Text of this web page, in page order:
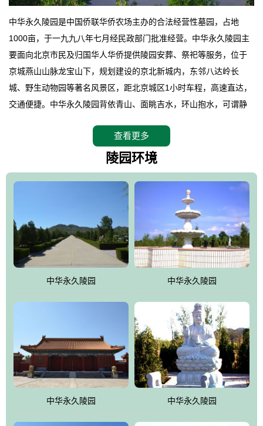
中华永久陵园是中国侨联华侨农场主办的合法经营性墓园，占地
1000亩，于一九九八年七月经民政部门批准经营。中华永久陵园主
要面向北京市民及归国华人华侨提供陵园安葬、祭祀等服务，位于
京城燕山山脉龙宝山下，规划建设的京北新城内，东邻八达岭长
城、野生动物园等著名风景区，距北京城区1小时车程，高速直达，
交通便捷。中华永久陵园背依青山、面眺吉水，环山抱水，可谓静
地。在总体设计上完全以中国传统文化作为前渠，由三条山脊环绕
而成，宛如一把太师椅，呈坐南朝北向，左青龙，右白虎，前朱
环绕挡住了外界的风吹，流动的生气遇到官厅的水又止住了，正好
符合山环水抱，藏风纳气的要求。中华永久陵园风景庄重典雅、气
势如宏，是华北地区最大的平川式墓园，陵园以皇家建筑风格为载
体吸取现代园林艺术之精华
查看更多
陵园环境
中华永久陵园 中华永久陵园
中华永久陵园 中华永久陵园